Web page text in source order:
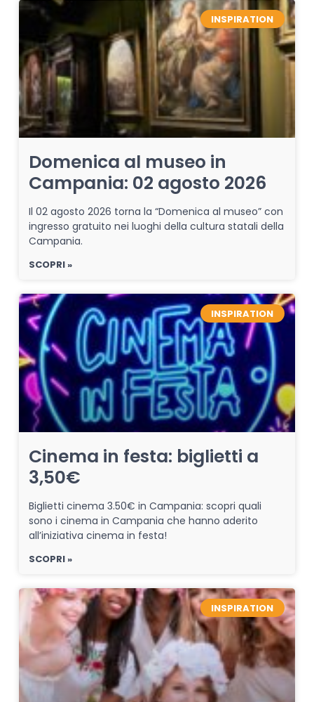
INSPIRATION
Domenica al museo in
Campania: 02 agosto 2026
Il 02 agosto 2026 torna la “Domenica al museo” con
ingresso gratuito nei luoghi della cultura statali della
Campania.
SCOPRI »
INSPIRATION
Cinema in festa: biglietti a
3,50€
Biglietti cinema 3.50€ in Campania: scopri quali
sono i cinema in Campania che hanno aderito
all’iniziativa cinema in festa!
SCOPRI »
INSPIRATION